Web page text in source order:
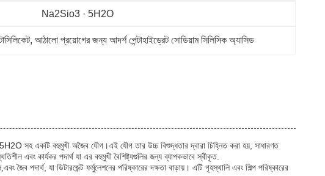
Na2Sio3 · 5H2O
, আঠালো প্রয়োগের জন্য আদর্শ পেন্টাহাইড্রেট সোডিয়াম সিলিসিক অ্যাসিড
সহ একটি বহুমুখী অজৈব যৌগ।এই যৌগ তার উচ্চ বিশুদ্ধতার দ্বারা চিহ্নিত করা হয়, সাধারণত
এবং কার্যকর পদার্থ যা এর বহুমুখী বৈশিষ্ট্যগুলির জন্য ব্যাপকভাবে স্বীকৃত.
পদার্থ, যা ডিটারজেন্ট ফর্মুলেশনের পরিষ্কারের দক্ষতা বাড়ায়। এটি গৃহস্থালি এবং শিল্প পরিষ্কারের